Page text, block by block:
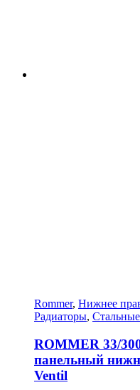
Rommer, Нижнее
Радиаторы,
ROMMER 33/
панельный
Ventil